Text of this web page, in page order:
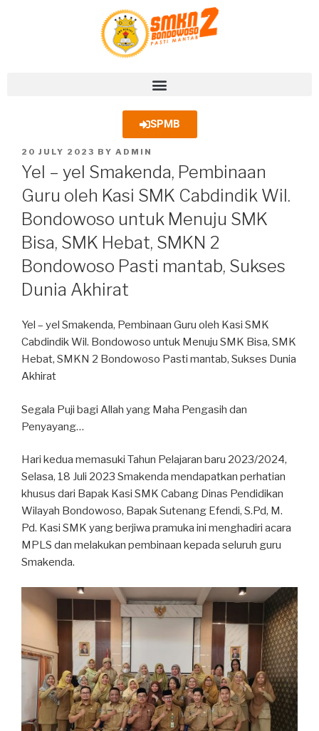
SPMB
20 JULY 2023 BY ADMIN
Yel – yel Smakenda, Pembinaan
Guru oleh Kasi SMK Cabdindik Wil.
Bondowoso untuk Menuju SMK
Bisa, SMK Hebat, SMKN 2
Bondowoso Pasti mantab, Sukses
Dunia Akhirat
Yel – yel Smakenda, Pembinaan Guru oleh Kasi SMK
Cabdindik Wil. Bondowoso untuk Menuju SMK Bisa, SMK
Hebat, SMKN 2 Bondowoso Pasti mantab, Sukses Dunia
Akhirat
Segala Puji bagi Allah yang Maha Pengasih dan
Penyayang…
Hari kedua memasuki Tahun Pelajaran baru 2023/2024,
Selasa, 18 Juli 2023 Smakenda mendapatkan perhatian
khusus dari Bapak Kasi SMK Cabang Dinas Pendidikan
Wilayah Bondowoso, Bapak Sutenang Efendi, S.Pd, M.
Pd. Kasi SMK yang berjiwa pramuka ini menghadiri acara
MPLS dan melakukan pembinaan kepada seluruh guru
Smakenda.